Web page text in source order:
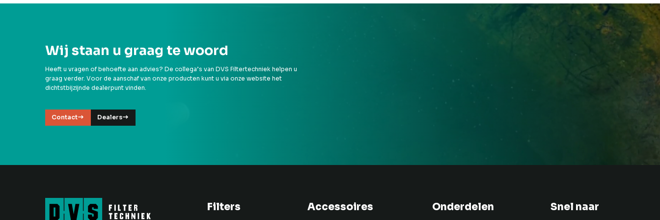
Wij staan u graag te woord
Heeft u vragen of behoefte aan advies? De collega’s van DVS Filtertechniek helpen u
graag verder. Voor de aanschaf van onze producten kunt u via onze website het
dichtstbijzijnde dealerpunt vinden.
Contact Dealers
Filters Accessoires Onderdelen Snel naar